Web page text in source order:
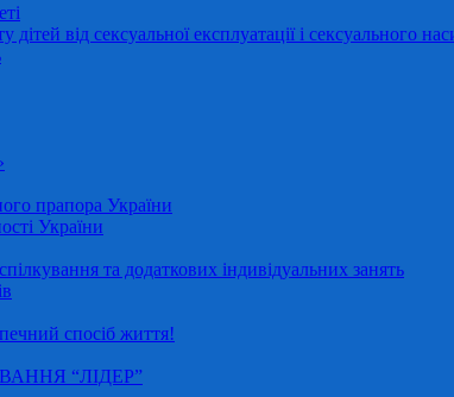
від сексуальної експлуатації і сексуального
прапора України
України
та додаткових індивідуальних занять
спосіб життя!
“ЛІДЕР”